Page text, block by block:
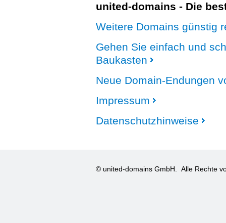
united-domains - Die
Weitere Domains günstig
Gehen Sie einfach und
Baukasten
Neue Domain-Endungen
Impressum
Datenschutzhinweise
© united-domains GmbH. Alle Rechte